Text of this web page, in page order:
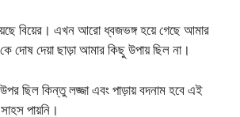
বিয়ের। এখন আরো ধ্বজভঙ্গ হয়ে গেছে আমার
দোষ দেয়া ছাড়া আমার কিছু উপায় ছিল না।
ছিল কিন্তু লজ্জা এবং পাড়ায় বদনাম হবে এই
পায়নি।